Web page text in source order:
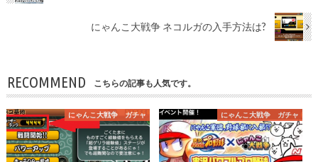
にゃんこ大戦争 ネコルガの入手方法は?
RECOMMEND こちらの記事も人気です。
にゃんこ大戦争 ガチャ にゃんこ大戦争 ガチャ